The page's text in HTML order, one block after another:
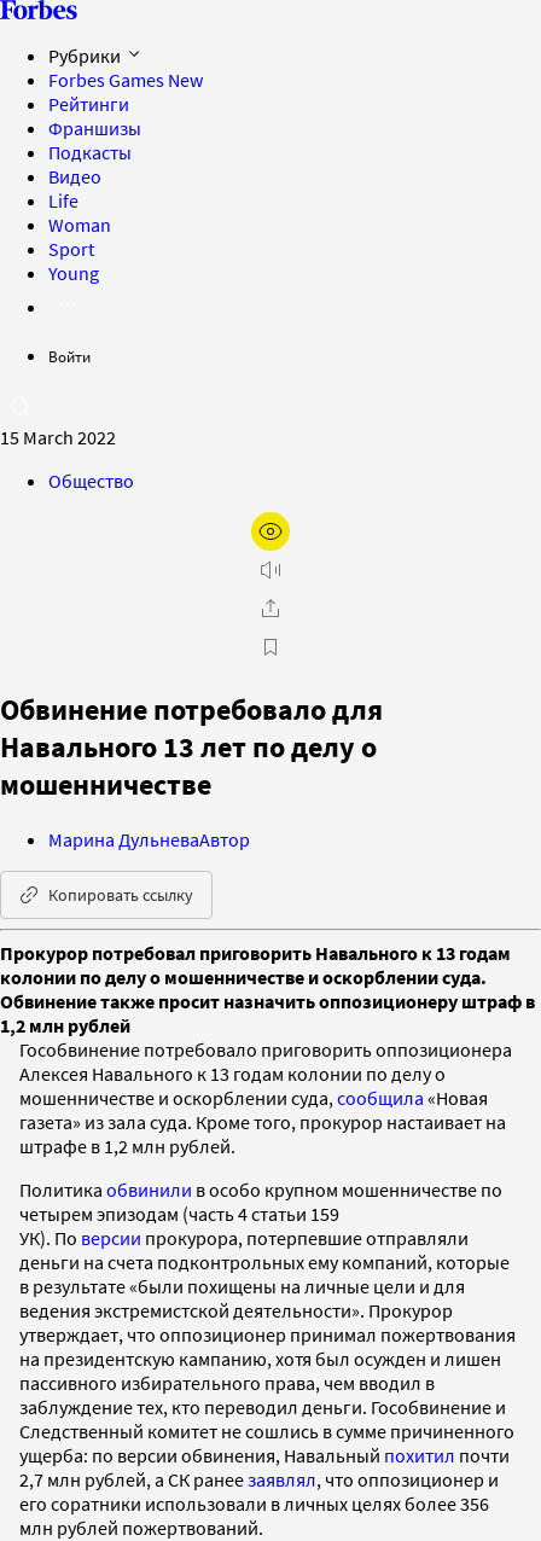
Рубрики
Forbes Games New
Рейтинги
Франшизы
Подкасты
Видео
Life
Woman
Sport
Young
Войти
15 March 2022
Общество
Обвинение потребовало для
Навального 13 лет по делу о
мошенничестве
Марина ДульневаАвтор
Копировать ссылку
Прокурор потребовал приговорить Навального к 13 годам
колонии по делу о мошенничестве и оскорблении суда.
Обвинение также просит назначить оппозиционеру штраф в
1,2 млн рублей
Гособвинение потребовало приговорить оппозиционера
Алексея Навального к 13 годам колонии по делу о
мошенничестве и оскорблении суда, сообщила «Новая
газета» из зала суда. Кроме того, прокурор настаивает на
штрафе в 1,2 млн рублей.
Политика обвинили в особо крупном мошенничестве по
четырем эпизодам (часть 4 статьи 159
УК). По версии прокурора, потерпевшие отправляли
деньги на счета подконтрольных ему компаний, которые
в результате «были похищены на личные цели и для
ведения экстремистской деятельности». Прокурор
утверждает, что оппозиционер принимал пожертвования
на президентскую кампанию, хотя был осужден и лишен
пассивного избирательного права, чем вводил в
заблуждение тех, кто переводил деньги. Гособвинение и
Следственный комитет не сошлись в сумме причиненного
ущерба: по версии обвинения, Навальный похитил почти
2,7 млн рублей, а СК ранеезаявлял, что оппозиционер и
его соратники использовали в личных целях более 356
млн рублей пожертвований.